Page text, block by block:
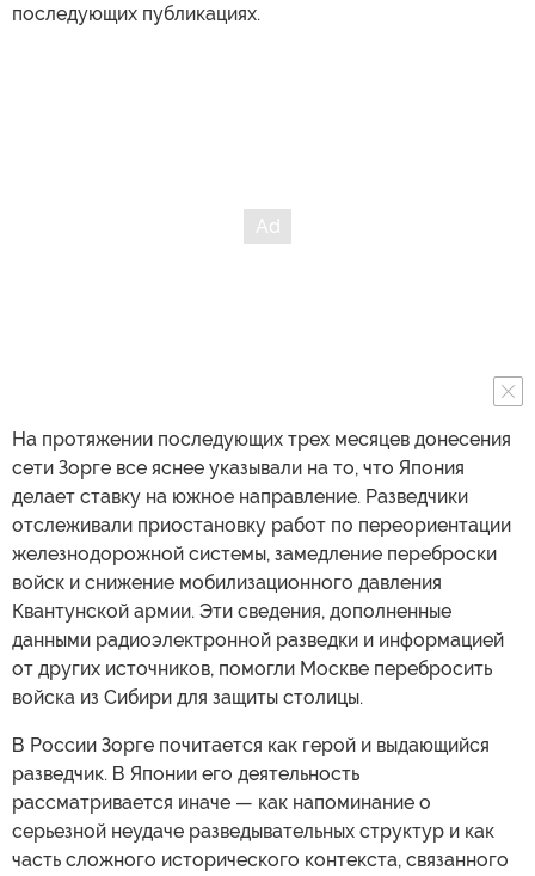
последующих публикациях.
На протяжении последующих трех месяцев донесения
сети Зорге все яснее указывали на то, что Япония
делает ставку на южное направление. Разведчики
отслеживали приостановку работ по переориентации
железнодорожной системы, замедление переброски
войск и снижение мобилизационного давления
Квантунской армии. Эти сведения, дополненные
данными радиоэлектронной разведки и информацией
от других источников, помогли Москве перебросить
войска из Сибири для защиты столицы.
В России Зорге почитается как герой и выдающийся
разведчик. В Японии его деятельность
рассматривается иначе — как напоминание о
серьезной неудаче разведывательных структур и как
часть сложного исторического контекста, связанного